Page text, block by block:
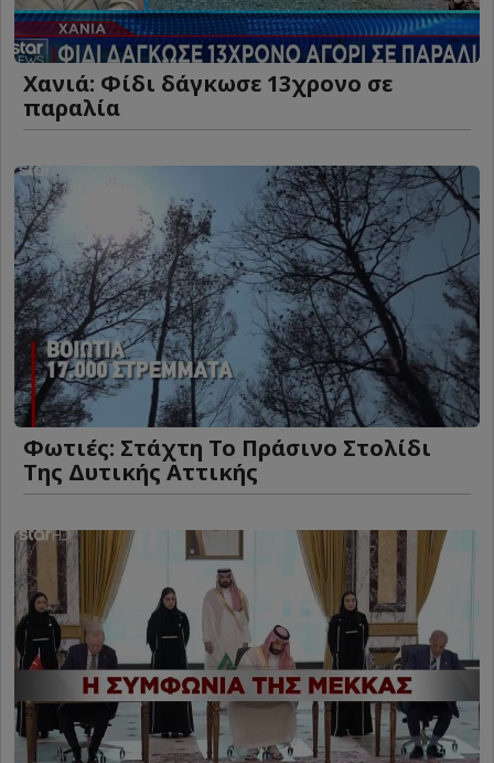
Χανιά: Φίδι δάγκωσε 13χρονο σε
παραλία
Φωτιές: Στάχτη Το Πράσινο Στολίδι
Της Δυτικής Αττικής